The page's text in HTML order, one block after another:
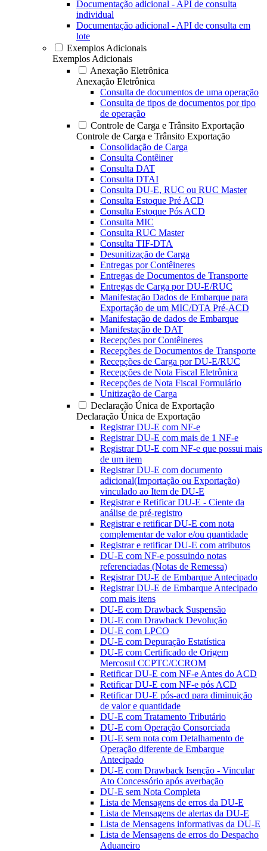
Documentação adicional - API de consulta
individual
Documentação adicional - API de consulta em
lote
Exemplos Adicionais
Exemplos Adicionais
Anexação Eletrônica
Anexação Eletrônica
Consulta de documentos de uma operação
Consulta de tipos de documentos por tipo
de operação
Controle de Carga e Trânsito Exportação
Controle de Carga e Trânsito Exportação
Consolidação de Carga
Consulta Contêiner
Consulta DAT
Consulta DTAI
Consulta DU-E, RUC ou RUC Master
Consulta Estoque Pré ACD
Consulta Estoque Pós ACD
Consulta MIC
Consulta RUC Master
Consulta TIF-DTA
Desunitização de Carga
Entregas por Contêineres
Entregas de Documentos de Transporte
Entregas de Carga por DU-E/RUC
Manifestação Dados de Embarque para
Exportação de um MIC/DTA Pré-ACD
Manifestação de dados de Embarque
Manifestação de DAT
Recepções por Contêineres
Recepções de Documentos de Transporte
Recepções de Carga por DU-E/RUC
Recepções de Nota Fiscal Eletrônica
Recepções de Nota Fiscal Formulário
Unitização de Carga
Declaração Única de Exportação
Declaração Única de Exportação
Registrar DU-E com NF-e
Registrar DU-E com mais de 1 NF-e
Registrar DU-E com NF-e que possui mais
de um item
Registrar DU-E com documento
adicional(Importação ou Exportação)
vinculado ao Item de DU-E
Registrar e Retificar DU-E - Ciente da
análise de pré-registro
Registrar e retificar DU-E com nota
complementar de valor e/ou quantidade
Registrar e retificar DU-E com atributos
DU-E com NF-e possuindo notas
referenciadas (Notas de Remessa)
Registrar DU-E de Embarque Antecipado
Registrar DU-E de Embarque Antecipado
com mais itens
DU-E com Drawback Suspensão
DU-E com Drawback Devolução
DU-E com LPCO
DU-E com Depuração Estatística
DU-E com Certificado de Origem
Mercosul CCPTC/CCROM
Retificar DU-E com NF-e Antes do ACD
Retificar DU-E com NF-e pós ACD
Retificar DU-E pós-acd para diminuição
de valor e quantidade
DU-E com Tratamento Tributário
DU-E com Operação Consorciada
DU-E sem nota com Detalhamento de
Operação diferente de Embarque
Antecipado
DU-E com Drawback Isenção - Vincular
Ato Concessório após averbação
DU-E sem Nota Completa
Lista de Mensagens de erros da DU-E
Lista de Mensagens de alertas da DU-E
Lista de Mensagens informativas da DU-E
Lista de Mensagens de erros do Despacho
Aduaneiro